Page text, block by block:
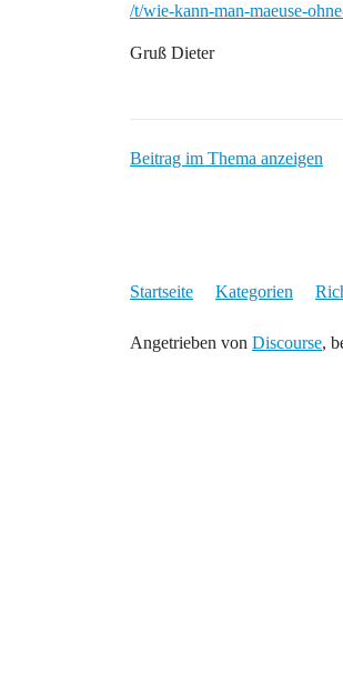
/t/wie-kann-man-maeuse-
Gruß Dieter
Beitrag im Thema anzeigen
Startseite Kategorien
Angetrieben von Discourse,